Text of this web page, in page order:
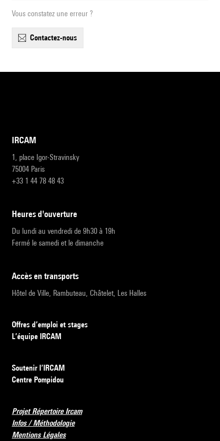
Vous constatez une erreur ?
contactez-nous
IRCAM
1, place Igor-Stravinsky
75004 Paris
+33 1 44 78 48 43
heures d'ouverture
Du lundi au vendredi de 9h30 à 19h
Fermé le samedi et le dimanche
accès en transports
Hôtel de Ville, Rambuteau, Châtelet, Les Halles
Offres d’emploi et stages
L’équipe IRCAM
Soutenir l’IRCAM
Centre Pompidou
Projet Répertoire Ircam
Infos / Méthodologie
Mentions Légales